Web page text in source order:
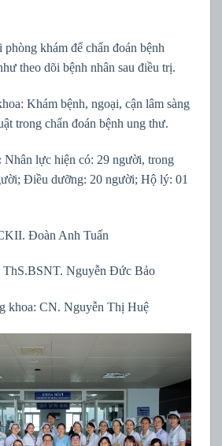
khám để chẩn đoán bệnh
theo dõi bệnh nhân sau điều trị.
Khám bệnh, ngoại, cận lâm sàng
trong chẩn đoán bệnh ung thư.
Nhân lực hiện có: 29 người, trong
Điều dưỡng: 20 người; Hộ lý: 01
Đoàn Anh Tuấn
ThS.BSNT. Nguyễn Đức Bảo
khoa: CN. Nguyễn Thị Huệ